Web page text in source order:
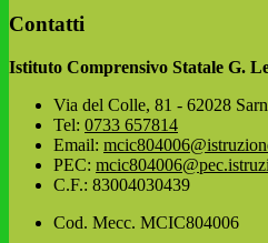
Contatti
Istituto Comprensivo Statale G.
Via del Colle, 81 - 62028
Tel: 0733 657814
Email:
PEC:
C.F.: 83004030439
Cod. Mecc. MCIC804006